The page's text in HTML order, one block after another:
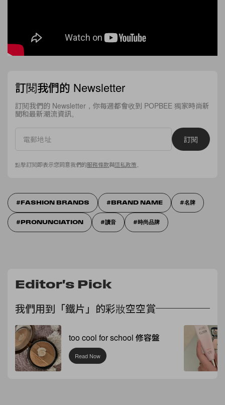
訂閱我們的 Newsletter
訂閱我們的 Newsletter，你每週都會收到 POPBEE 獨家時尚新
聞和最新潮流資訊。
訂閱
點擊訂閱即表示您同意我們的服務條款與隱私政策
FASHION BRANDS BRAND NAME 名牌
PRONUNCIATION 讀音 時尚品牌
Editor's Pick
我們用到「鐵片」的彩妝空空賞
too cool for school 修容盤
Read Now